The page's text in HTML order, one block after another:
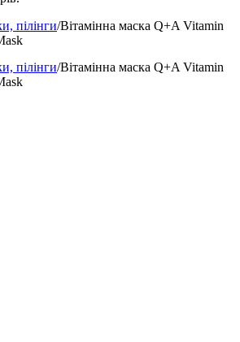
пілінги/Вітамінна маска Q+A Vitamin
пілінги/Вітамінна маска Q+A Vitamin